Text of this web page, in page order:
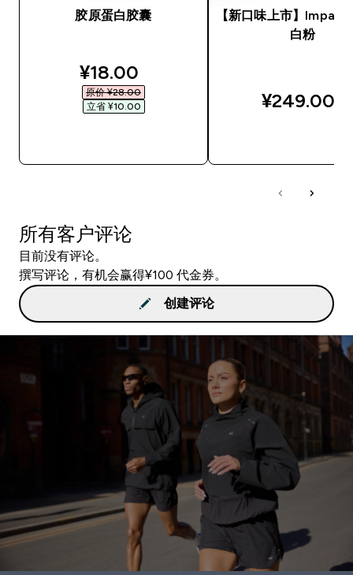
胶原蛋白胶囊
discounted price
¥18.00‎
原价 ¥28.00‎
立省 ¥10.00‎
【新口味上市】Impact
白粉
¥249.00‎
所有客户评论
目前没有评论。
撰写评论，有机会赢得¥100 代金券。
创建评论